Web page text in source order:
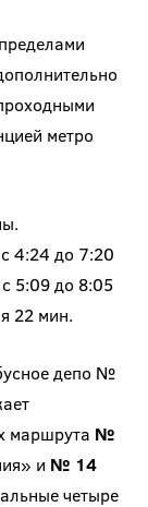
метро
4:24 до 7:20
5:09 до 8:05
22 мин.
депо №
маршрута №
и № 14
четыре